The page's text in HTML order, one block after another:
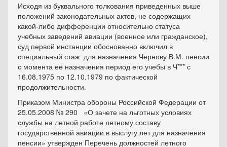
Исходя из буквального толкования приведенных выше
положений законодательных актов, не содержащих
какой-либо дифференции относительно статуса
учебных заведений авиации (военное или гражданское),
суд первой инстанции обоснованно включил в
специальный стаж для назначения Чернову В.М. пенсии
с момента ее назначения период его учебы в Ч*** с
16.08.1975 по 12.10.1979 по фактической
продолжительности.
Приказом Министра обороны Российской Федерации от
25.05.2008 № 290 «О зачете на льготных условиях
службы на летной работе летному составу
государственной авиации в выслугу лет для назначения
пенсии» утвержден Перечень должностей летного